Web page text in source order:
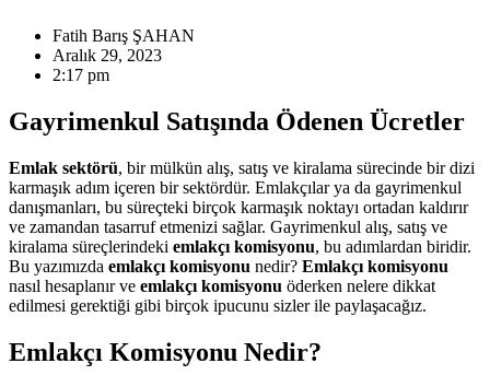
Fatih Barış ŞAHAN
Aralık 29, 2023
2:17 pm
Gayrimenkul Satışında Ödenen Ücretler
Emlak sektörü, bir mülkün alış, satış ve kiralama sürecinde bir dizi
karmaşık adım içeren bir sektördür. Emlakçılar ya da gayrimenkul
danışmanları, bu süreçteki birçok karmaşık noktayı ortadan kaldırır
ve zamandan tasarruf etmenizi sağlar. Gayrimenkul alış, satış ve
kiralama süreçlerindeki emlakçı komisyonu, bu adımlardan biridir.
Bu yazımızda emlakçı komisyonu nedir? Emlakçı komisyonu
nasıl hesaplanır ve emlakçı komisyonu öderken nelere dikkat
edilmesi gerektiği gibi birçok ipucunu sizler ile paylaşacağız.
Emlakçı Komisyonu Nedir?